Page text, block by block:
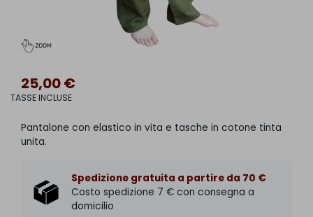
25,00 €
TASSE INCLUSE
Pantalone con elastico in vita e tasche in cotone tinta
unita.
Spedizione gratuita a partire da 70 €
Costo spedizione 7 € con consegna a
domicilio